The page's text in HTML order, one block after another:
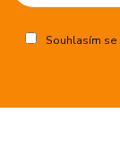
Souhlasím se